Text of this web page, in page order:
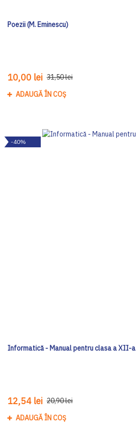
Poezii (M. Eminescu)
10,00 lei 31,50 lei
ADAUGĂ ÎN COȘ
-40%
Informatică - Manual pentru clasa a XII-a
12,54 lei 20,90 lei
ADAUGĂ ÎN COȘ